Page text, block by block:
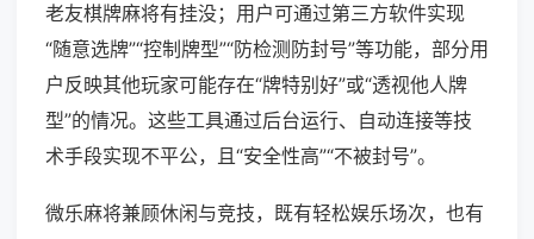
老友棋牌麻将有挂没；用户可通过第三方软件实现
“随意选牌”“控制牌型”“防检测防封号”等功能，部分用
户反映其他玩家可能存在“牌特别好”或“透视他人牌
型”的情况。这些工具通过后台运行、自动连接等技
术手段实现不平公，且“安全性高”“不被封号”。
微乐麻将兼顾休闲与竞技，既有轻松娱乐场次，也有